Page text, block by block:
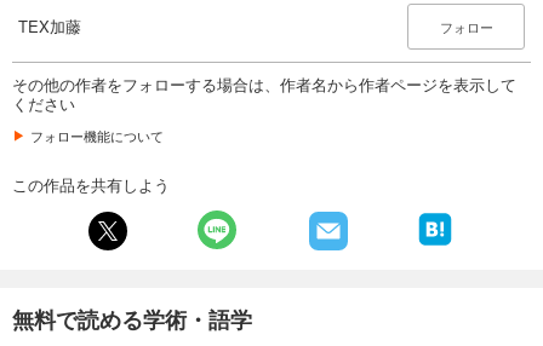
TEX加藤 フォロー
その他の作者をフォローする場合は、作者名から作者ページを表示して
ください
フォロー機能について
この作品を共有しよう
無料で読める学術・語学